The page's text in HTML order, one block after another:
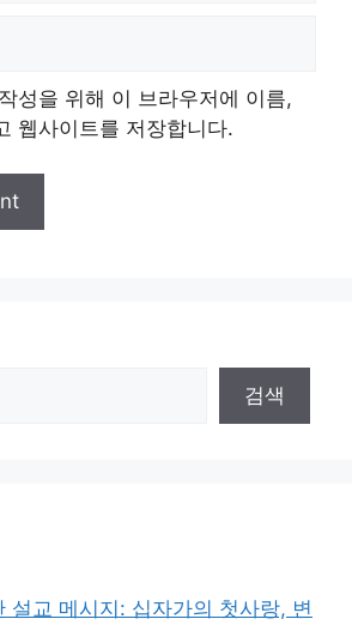
성을 위해 이 브라우저에 이름,
웹사이트를 저장합니다.
검색
설교 메시지: 십자가의 첫사랑, 변